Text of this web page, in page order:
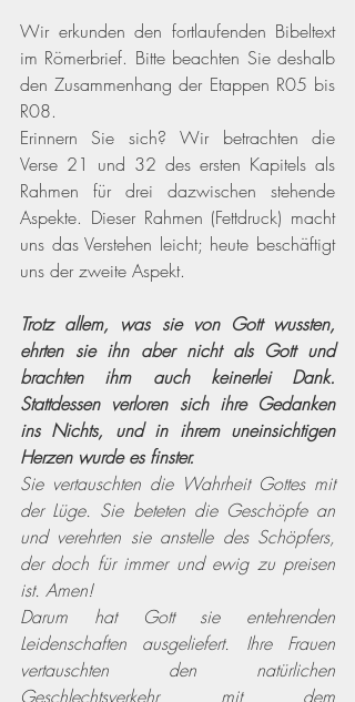
Wir erkunden den fortlaufenden Bibeltext
im Römerbrief. Bitte beachten Sie deshalb
den Zusammenhang der Etappen R05 bis
R08.
Erinnern Sie sich? Wir betrachten die
Verse 21 und 32 des ersten Kapitels als
Rahmen für drei dazwischen stehende
Aspekte. Dieser Rahmen (Fettdruck) macht
uns das Verstehen leicht; heute beschäftigt
uns der zweite Aspekt.
Trotz allem, was sie von Gott wussten,
ehrten sie ihn aber nicht als Gott und
brachten ihm auch keinerlei Dank.
Stattdessen verloren sich ihre Gedanken
ins Nichts, und in ihrem uneinsichtigen
Herzen wurde es finster.
Sie vertauschten die Wahrheit Gottes mit
der Lüge. Sie beteten die Geschöpfe an
und verehrten sie anstelle des Schöpfers,
der doch für immer und ewig zu preisen
ist. Amen!
Darum hat Gott sie entehrenden
Leidenschaften ausgeliefert. Ihre Frauen
vertauschten den natürlichen
Geschlechtsverkehr mit dem